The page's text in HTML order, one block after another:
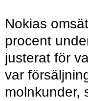
Nokias
procent
justerat för
var
molnkunder,